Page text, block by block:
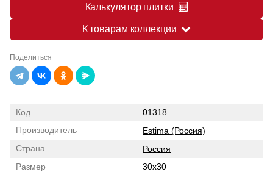
Калькулятор плитки
К товарам коллекции
Поделиться
Код
01318
Производитель
Estima (Россия)
Страна
Россия
Размер
30x30